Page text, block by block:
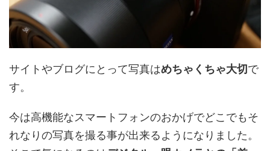
サイトやブログにとって写真はめちゃくちゃ大切で
す。
今は高機能なスマートフォンのおかげでどこでもそ
れなりの写真を撮る事が出来るようになりました。